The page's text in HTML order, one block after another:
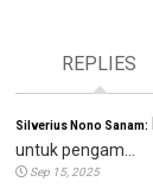
REPLIES
Silverius Nono Sanam:
untuk pengam...
Sep 15, 2025